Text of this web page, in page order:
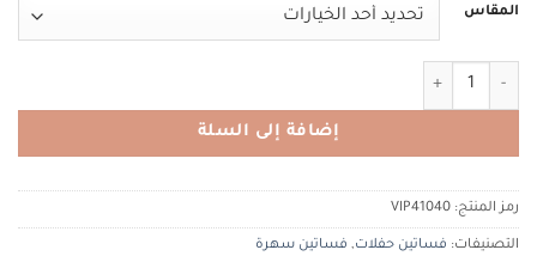
المقاس
إضافة إلى السلة
رمز المنتج: VIP41040
التصنيفات: فساتين حفلات, فساتين سهرة